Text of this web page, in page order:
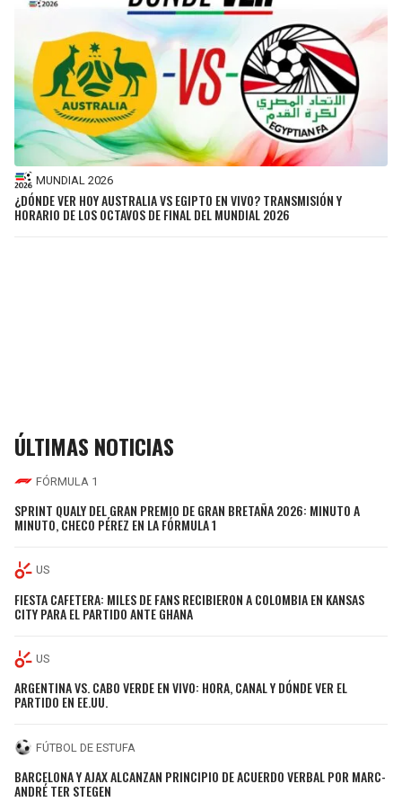
MUNDIAL 2026
¿DÓNDE VER HOY AUSTRALIA VS EGIPTO EN VIVO? TRANSMISIÓN Y
HORARIO DE LOS OCTAVOS DE FINAL DEL MUNDIAL 2026
ÚLTIMAS NOTICIAS
FÓRMULA 1
SPRINT QUALY DEL GRAN PREMIO DE GRAN BRETAÑA 2026: MINUTO A
MINUTO, CHECO PÉREZ EN LA FÓRMULA 1
US
FIESTA CAFETERA: MILES DE FANS RECIBIERON A COLOMBIA EN KANSAS
CITY PARA EL PARTIDO ANTE GHANA
US
ARGENTINA VS. CABO VERDE EN VIVO: HORA, CANAL Y DÓNDE VER EL
PARTIDO EN EE.UU.
FÚTBOL DE ESTUFA
BARCELONA Y AJAX ALCANZAN PRINCIPIO DE ACUERDO VERBAL POR MARC-
ANDRÉ TER STEGEN